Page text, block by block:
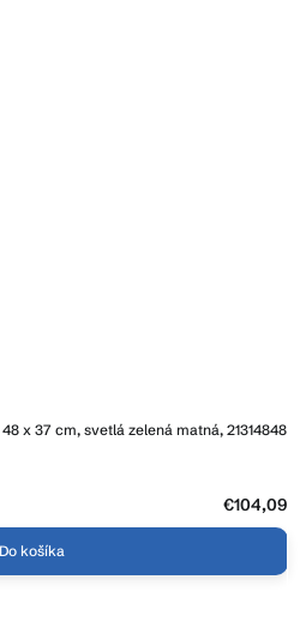
x 37 cm, svetlá zelená matná, 21314848
€104,09
Do košíka